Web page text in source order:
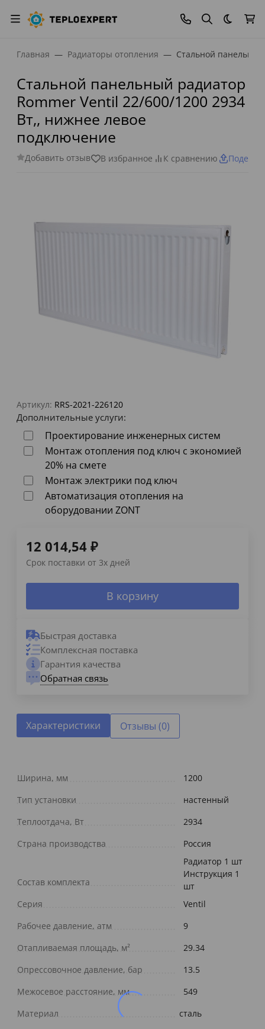
Темная
Главная Радиаторы отопления Стальной
Стальной панельный радиатор
Rommer Ventil 22/600/1200 2934
Вт,, нижнее левое
подключение
Добавить отзыв В избранное К сравнению
Артикул: RRS-2021-226120
Дополнительные услуги:
Проектирование инженерных систем
Монтаж отопления под ключ с экономией
20% на смете
Монтаж электрики под ключ
Автоматизация отопления на
оборудовании ZONT
12 014,54 ₽
Срок поставки от 3х дней
В корзину
Быстрая доставка
Комплексная поставка
Гарантия качества
Обратная связь
Характеристики Отзывы (0)
Ширина, мм
1200
Тип установки
настенный
Теплоотдача, Вт
2934
Страна производства
Россия
Состав комплекта
Радиатор 1 шт
Инструкция 1
шт
Серия
Ventil
Рабочее давление, атм
9
Отапливаемая площадь, м²
29.34
Опрессовочное давление, бар
13.5
Межосевое расстояние, мм
549
Материал
сталь